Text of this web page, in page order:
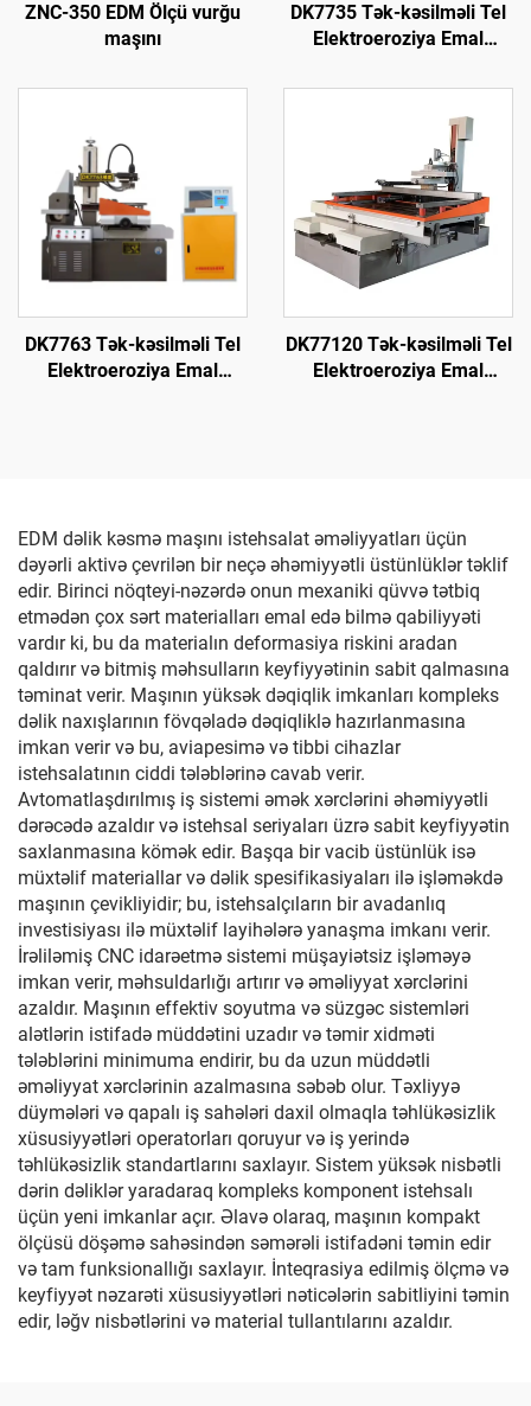
ZNC-350 EDM Ölçü vurğu
maşını
DK7735 Tək-kəsilməli Tel
Elektroeroziya Emal
DK7763 Tək-kəsilməli Tel
Elektroeroziya Emal
DK77120 Tək-kəsilməli Tel
Elektroeroziya Emal
EDM dəlik kəsmə maşını istehsalat əməliyyatları üçün
dəyərli aktivə çevrilən bir neçə əhəmiyyətli üstünlüklər təklif
edir. Birinci nöqteyi-nəzərdə onun mexaniki qüvvə tətbiq
etmədən çox sərt materialları emal edə bilmə qabiliyyəti
vardır ki, bu da materialın deformasiya riskini aradan
qaldırır və bitmiş məhsulların keyfiyyətinin sabit qalmasına
təminat verir. Maşının yüksək dəqiqlik imkanları kompleks
dəlik naxışlarının fövqəladə dəqiqliklə hazırlanmasına
imkan verir və bu, aviapesimə və tibbi cihazlar
istehsalatının ciddi tələblərinə cavab verir.
Avtomatlaşdırılmış iş sistemi əmək xərclərini əhəmiyyətli
dərəcədə azaldır və istehsal seriyaları üzrə sabit keyfiyyətin
saxlanmasına kömək edir. Başqa bir vacib üstünlük isə
müxtəlif materiallar və dəlik spesifikasiyaları ilə işləməkdə
maşının çevikliyidir; bu, istehsalçıların bir avadanlıq
investisiyası ilə müxtəlif layihələrə yanaşma imkanı verir.
İrəliləmiş CNC idarəetmə sistemi müşayiətsiz işləməyə
imkan verir, məhsuldarlığı artırır və əməliyyat xərclərini
azaldır. Maşının effektiv soyutma və süzgəc sistemləri
alətlərin istifadə müddətini uzadır və təmir xidməti
tələblərini minimuma endirir, bu da uzun müddətli
əməliyyat xərclərinin azalmasına səbəb olur. Təxliyyə
düymələri və qapalı iş sahələri daxil olmaqla təhlükəsizlik
xüsusiyyətləri operatorları qoruyur və iş yerində
təhlükəsizlik standartlarını saxlayır. Sistem yüksək nisbətli
dərin dəliklər yaradaraq kompleks komponent istehsalı
üçün yeni imkanlar açır. Əlavə olaraq, maşının kompakt
ölçüsü döşəmə sahəsindən səmərəli istifadəni təmin edir
və tam funksionallığı saxlayır. İnteqrasiya edilmiş ölçmə və
keyfiyyət nəzarəti xüsusiyyətləri nəticələrin sabitliyini təmin
edir, ləğv nisbətlərini və material tullantılarını azaldır.